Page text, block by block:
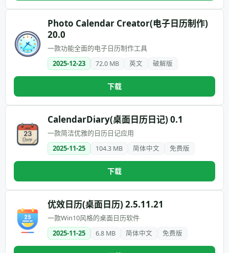
Photo Calendar Creator(电子日历制作)
20.0
一款功能全面的电子日历制作工具
2025-12-23
72.0 MB 英文 破解版
下载
CalendarDiary(桌面日历日记) 0.1
一款简洁优雅的日历日记应用
2025-11-25
104.3 MB 简体中文 免费版
下载
优效日历(桌面日历) 2.5.11.21
一款Win10风格的桌面日历软件
2025-11-25
6.8 MB 简体中文 免费版